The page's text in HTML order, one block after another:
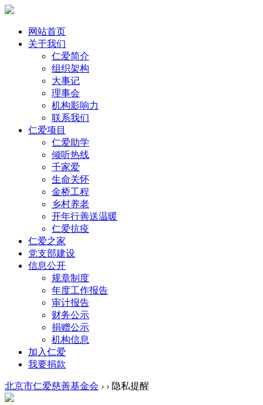
网站首页
关于我们
仁爱简介
组织架构
大事记
理事会
机构影响力
联系我们
仁爱项目
仁爱助学
倾听热线
千家爱
生命关怀
金桥工程
乡村养老
开年行善送温暖
仁爱抗疫
仁爱之家
党支部建设
信息公开
规章制度
年度工作报告
审计报告
财务公示
捐赠公示
机构信息
加入仁爱
我要捐款
北京市仁爱慈善基金会 › › 隐私提醒